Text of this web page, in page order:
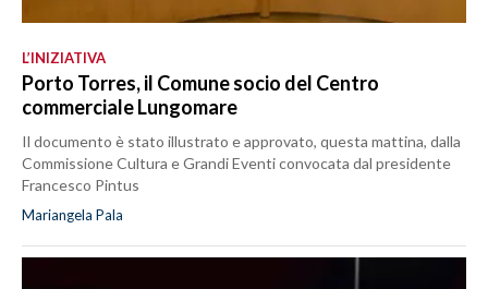
L’INIZIATIVA
Porto Torres, il Comune socio del Centro
commerciale Lungomare
Il documento è stato illustrato e approvato, questa mattina, dalla
Commissione Cultura e Grandi Eventi convocata dal presidente
Francesco Pintus
Mariangela Pala